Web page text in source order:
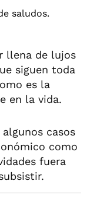
llena de lujos
siguen toda
es la
en la vida.
casos
como
fuera